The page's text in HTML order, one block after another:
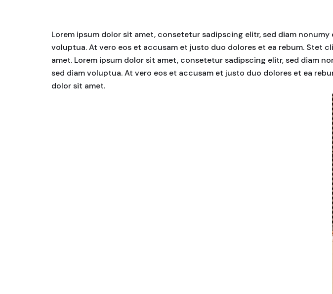
Lorem ipsum dolor sit amet, consetetur sadipscing elitr, sed diam
voluptua. At vero eos et accusam et justo duo dolores et ea rebum. Stet
amet. Lorem ipsum dolor sit amet, consetetur sadipscing elitr, sed diam
sed diam voluptua. At vero eos et accusam et justo duo dolores et ea
dolor sit amet.